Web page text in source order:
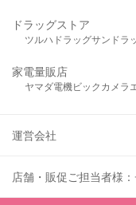
ドラッグストア
ツルハドラッグサンドラ
家電量販店
ヤマダ電機ビックカメラ
運営会社
店舗・販促ご担当者様